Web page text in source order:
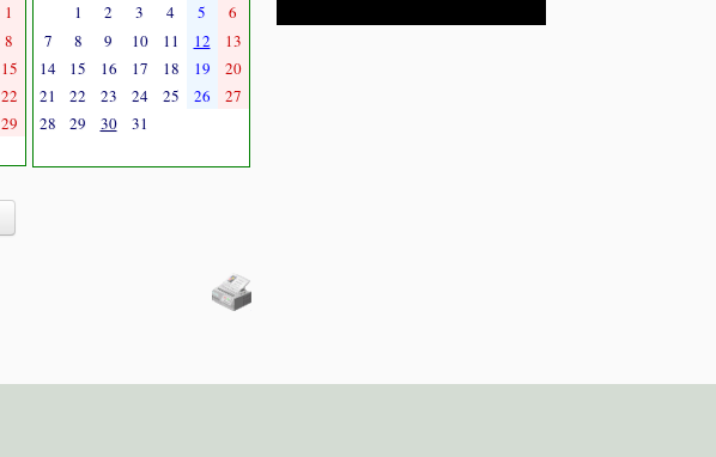
1
8
15
22
29
1
2 3 4 5
6
7
8 9 10 11 12
13
14
15 16 17 18 19
20
21
22 23 24 25 26
27
28
29 30 31